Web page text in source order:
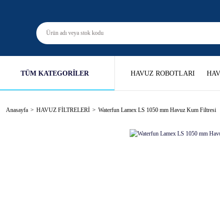
TÜM KATEGORİLER HAVUZ ROBOTLARI
Anasayfa HAVUZ FİLTRELERİ Waterfun Lamex LS 1050 mm Havuz Kum Filtresi